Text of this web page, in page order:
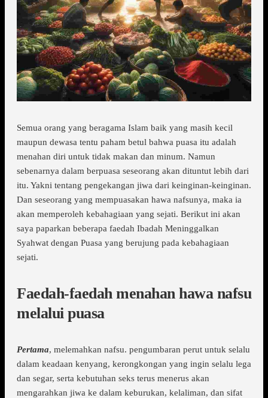
Semua orang yang beragama Islam baik yang masih kecil
maupun dewasa tentu paham betul bahwa puasa itu adalah
menahan diri untuk tidak makan dan minum. Namun
sebenarnya dalam berpuasa seseorang akan dituntut lebih dari
itu. Yakni tentang pengekangan jiwa dari keinginan-keinginan.
Dan seseorang yang mempuasakan hawa nafsunya, maka ia
akan memperoleh kebahagiaan yang sejati. Berikut ini akan
saya paparkan beberapa faedah Ibadah Meninggalkan
Syahwat dengan Puasa yang berujung pada kebahagiaan
sejati.
Faedah-faedah menahan hawa nafsu
melalui puasa
Pertama, melemahkan nafsu. pengumbaran perut untuk selalu
dalam keadaan kenyang, kerongkongan yang ingin selalu lega
dan segar, serta kebutuhan seks terus menerus akan
mengarahkan jiwa ke dalam keburukan, kelaliman, dan sifat